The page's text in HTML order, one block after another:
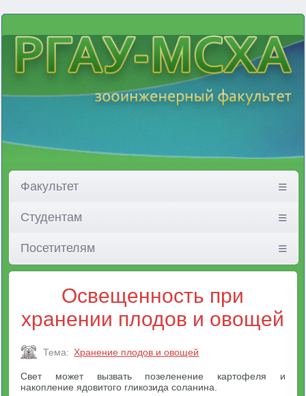
Факультет
Студентам
Посетителям
Освещенность при
хранении плодов и овощей
Тема: Хранение плодов и овощей
Свет может вызвать позеленение картофеля и
накопление ядовитого гликозида соланина.